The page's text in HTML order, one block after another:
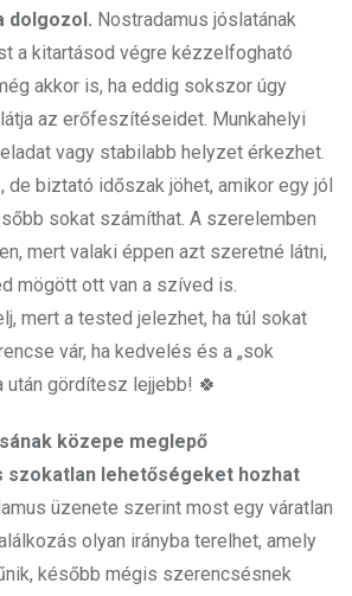
dolgozol. Nostradamus jóslatának
a kitartásod végre kézzelfogható
akkor is, ha eddig sokszor úgy
az erőfeszítéseidet. Munkahelyi
vagy stabilabb helyzet érkezhet.
de biztató időszak jöhet, amikor egy jól
sokat számíthat. A szerelemben
mert valaki éppen azt szeretné látni,
mögött ott van a szíved is.
mert a tested jelezhet, ha túl sokat
vár, ha kedvelés és a „sok
után gördítesz lejjebb! 🍀
közepe meglepő
lehetőségeket hozhat
üzenete szerint most egy váratlan
olyan irányba terelhet, amely
később mégis szerencsésnek